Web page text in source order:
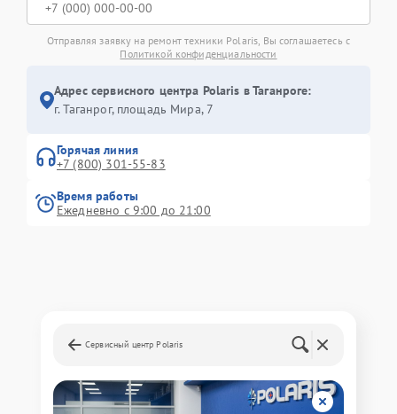
Отправляя заявку на ремонт техники Polaris, Вы соглашаетесь с
Политикой конфиденциальности
Адрес сервисного центра Polaris в Таганроге:
г. Таганрог, площадь Мира, 7
Горячая линия
+7 (800) 301-55-83
Время работы
Ежедневно с 9:00 до 21:00
Сервисный центр Polaris